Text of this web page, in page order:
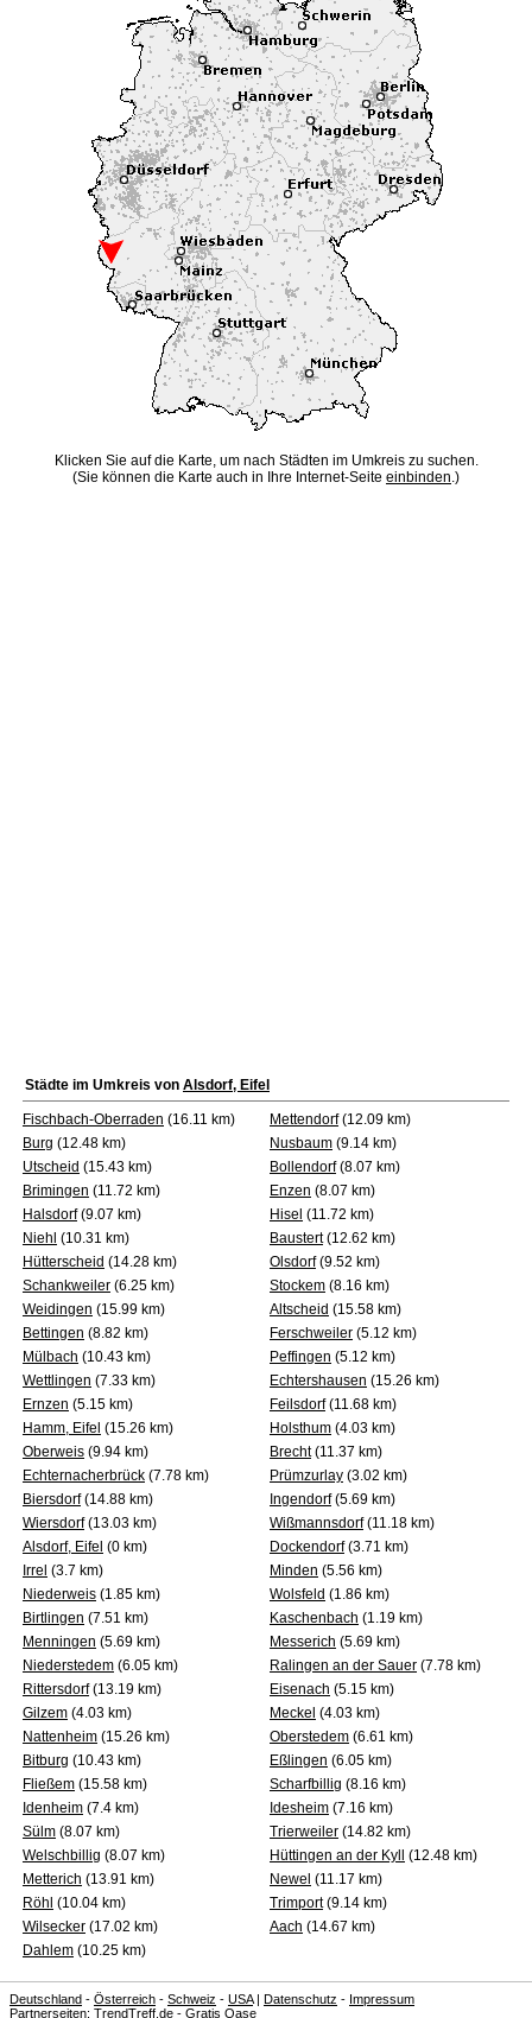
Klicken Sie auf die Karte, um nach Städten im Umkreis zu suchen.
(Sie können die Karte auch in Ihre Internet-Seite einbinden.)
Städte im Umkreis von Alsdorf, Eifel
Fischbach-Oberraden (16.11 km) Mettendorf(12.09 km)
Burg (12.48 km) Nusbaum (9.14 km)
Utscheid (15.43 km) Bollendorf(8.07 km)
Brimingen (11.72 km) Enzen (8.07 km)
Halsdorf(9.07 km) Hisel (11.72 km)
Niehl (10.31 km) Baustert(12.62 km)
Hütterscheid (14.28 km) Olsdorf(9.52 km)
Schankweiler (6.25 km) Stockem (8.16 km)
Weidingen (15.99 km) Altscheid (15.58 km)
Bettingen (8.82 km) Ferschweiler (5.12 km)
Mülbach (10.43 km) Peffingen (5.12 km)
Wettlingen (7.33 km) Echtershausen (15.26 km)
Ernzen (5.15 km) Feilsdorf(11.68 km)
Hamm, Eifel (15.26 km) Holsthum (4.03 km)
Oberweis (9.94 km) Brecht(11.37 km)
Echternacherbrück (7.78 km) Prümzurlay (3.02 km)
Biersdorf(14.88 km) Ingendorf(5.69 km)
Wiersdorf(13.03 km) Wißmannsdorf(11.18 km)
Alsdorf, Eifel (0 km) Dockendorf(3.71 km)
Irrel (3.7 km) Minden (5.56 km)
Niederweis (1.85 km) Wolsfeld (1.86 km)
Birtlingen (7.51 km) Kaschenbach (1.19 km)
Menningen (5.69 km) Messerich (5.69 km)
Niederstedem (6.05 km) Ralingen an der Sauer (7.78 km)
Rittersdorf(13.19 km) Eisenach (5.15 km)
Gilzem (4.03 km) Meckel (4.03 km)
Nattenheim (15.26 km) Oberstedem (6.61 km)
Bitburg (10.43 km) Eßlingen (6.05 km)
Fließem (15.58 km) Scharfbillig (8.16 km)
Idenheim (7.4 km) Idesheim (7.16 km)
Sülm (8.07 km) Trierweiler (14.82 km)
Welschbillig (8.07 km) Hüttingen an der Kyll
(12.48 km)
Metterich (13.91 km) Newel (11.17 km)
Röhl (10.04 km) Trimport(9.14 km)
Wilsecker (17.02 km) Aach (14.67 km)
Dahlem (10.25 km)
Deutschland - Österreich - Schweiz - USA| Datenschutz - Impressum
Partnerseiten: TrendTreff.de - Gratis Oase